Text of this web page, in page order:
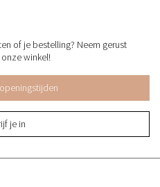
of je bestelling? Neem gerust
winkel!
je in